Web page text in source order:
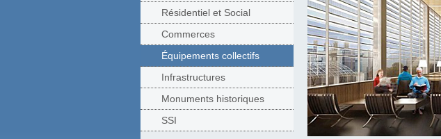
Résidentiel et Social
Commerces
Équipements collectifs
Infrastructures
Monuments historiques
SSI